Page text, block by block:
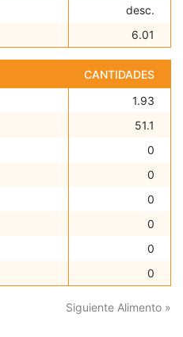
desc.
6.01
CANTIDADES
1.93
51.1
0
0
0
0
0
0
Siguiente Alimento »